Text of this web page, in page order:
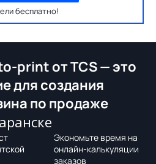
бесплатно!
print от TCS — это
для создания
по продаже
Экономьте время на
онлайн-калькуляции
заказов